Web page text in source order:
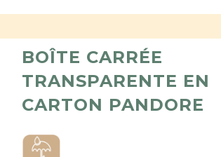
beginning
images
BOÎTE CARRÉE
TRANSPARENTE EN
CARTON PANDORE